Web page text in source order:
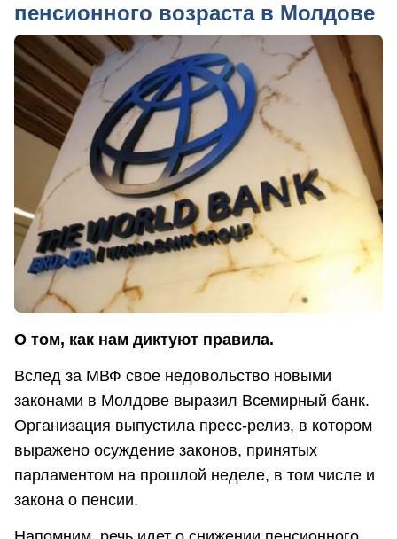
пенсионного возраста в Молдове
О том, как нам диктуют правила.
Вслед за МВФ свое недовольство новыми
законами в Молдове выразил Всемирный банк.
Организация выпустила пресс-релиз, в котором
выражено осуждение законов, принятых
парламентом на прошлой неделе, в том числе и
закона о пенсии.